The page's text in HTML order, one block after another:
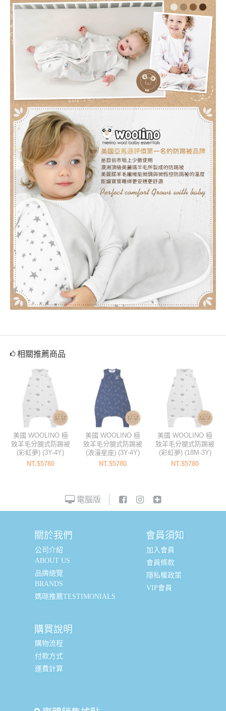
相關推薦商品
美國 WOOLINO 極
致羊毛分腿式防踢被
(彩虹夢) (3Y-4Y)
NT.$5780
美國 WOOLINO 極
致羊毛分腿式防踢被
(浪漫星座) (3Y-4Y)
NT.$5780
美國 WOOLINO 極
致羊毛分腿式防踢被
(彩虹夢) (18M-3Y)
NT.$5780
電腦版
關於我們
公司介紹
ABOUT US
品牌總覽
BRANDS
媽咪推薦TESTIMONIALS
會員須知
加入會員
會員條款
隱私權政策
VIP會員
購買說明
購物流程
付款方式
運費計算